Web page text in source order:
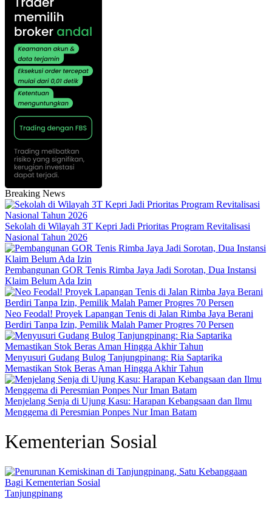
Breaking News
Sekolah di Wilayah 3T Kepri Jadi Prioritas Program Revitalisasi
Nasional Tahun 2026
Pembangunan GOR Tenis Rimba Jaya Jadi Sorotan, Dua Instansi
Klaim Belum Ada Izin
Neo Feodal! Proyek Lapangan Tenis di Jalan Rimba Jaya Berani
Berdiri Tanpa Izin, Pemilik Malah Pamer Progres 70 Persen
Menyusuri Gudang Bulog Tanjungpinang: Ria Saptarika
Memastikan Stok Beras Aman Hingga Akhir Tahun
Menjelang Senja di Ujung Kasu: Harapan Kebangsaan dan Ilmu
Menggema di Peresmian Ponpes Nur Iman Batam
Kementerian Sosial
Tanjungpinang